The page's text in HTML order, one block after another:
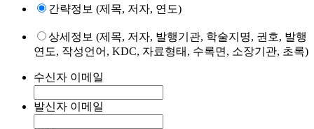
간략정보 (제목, 저자, 연도)
상세정보 (제목, 저자, 발행기관, 학술지명, 권호, 발행
연도, 작성언어, KDC, 자료형태, 수록면, 소장기관, 초록)
수신자 이메일
발신자 이메일